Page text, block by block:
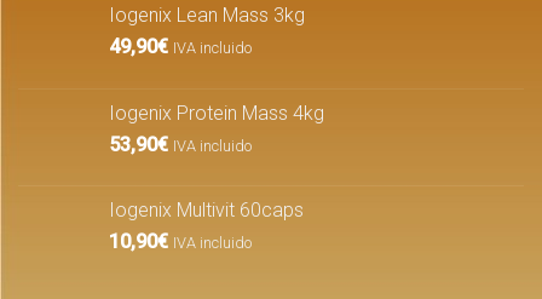
Iogenix Lean Mass 3kg
49,90€ IVA incluido
Iogenix Protein Mass 4kg
53,90€ IVA incluido
Iogenix Multivit 60caps
10,90€ IVA incluido